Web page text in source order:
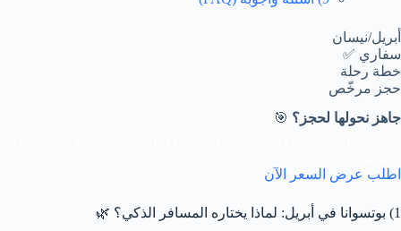
أبريل/نيسان
سفاري ✅
خطة رحلة
حجز مرخّص
جاهز نحولها لحجز؟ 🎯
اطلب عرض السعر الآن
1) بوتسوانا في أبريل: لماذا يختاره المسافر الذكي؟ 🌿